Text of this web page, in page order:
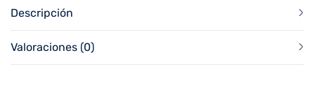
Descripción
Valoraciones (0)